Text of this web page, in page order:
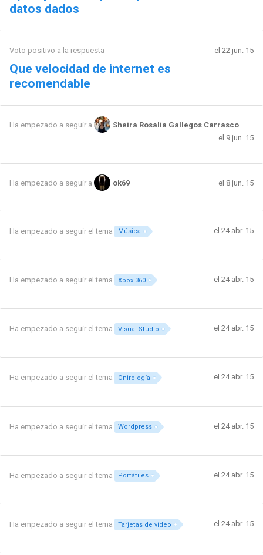
datos dados
Voto positivo a la respuesta el 22 jun. 15
Que velocidad de internet es
recomendable
Ha empezado a seguir a
Sheira Rosalia Gallegos Carrasco
el 9 jun. 15
Ha empezado a seguir a ok69 el 8 jun. 15
Ha empezado a seguir el tema Música el 24 abr. 15
Ha empezado a seguir el tema Xbox 360 el 24 abr. 15
Ha empezado a seguir el tema Visual Studio el 24 abr. 15
Ha empezado a seguir el tema Onirología el 24 abr. 15
Ha empezado a seguir el tema Wordpress el 24 abr. 15
Ha empezado a seguir el tema Portátiles el 24 abr. 15
Ha empezado a seguir el tema Tarjetas de vídeo el 24 abr. 15